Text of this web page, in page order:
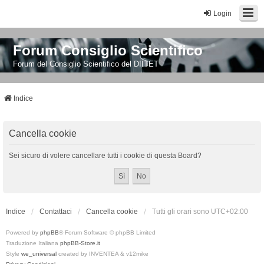
Login
Forum Consiglio Scientifico
Forum del Consiglio Scientifico del DIITET
Indice
Cancella cookie
Sei sicuro di volere cancellare tutti i cookie di questa Board?
Indice Contattaci Cancella cookie Tutti gli orari sono UTC+02:00
Powered by phpBB® Forum Software © phpBB Limited
Traduzione Italiana phpBB-Store.it
Style we_universal created by INVENTEA & v12mike